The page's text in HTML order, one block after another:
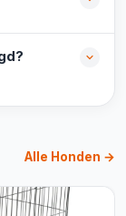
Alle Honden →